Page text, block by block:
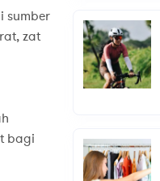
sumber
zat
bagi